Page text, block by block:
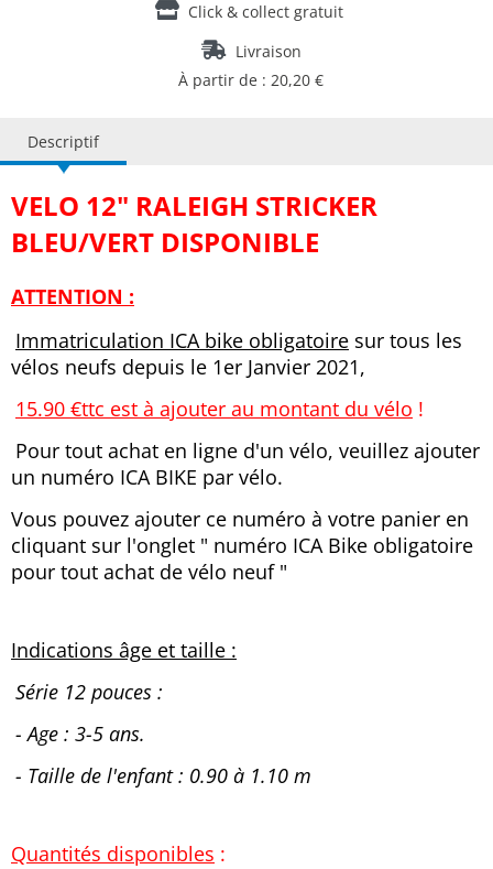
Click & collect gratuit
Livraison
À partir de : 20,20 €
Descriptif
VELO 12" RALEIGH STRICKER
BLEU/VERT DISPONIBLE
ATTENTION :
Immatriculation ICA bike obligatoire sur tous les
vélos neufs depuis le 1er Janvier 2021,
15.90 €ttc est à ajouter au montant du vélo !
Pour tout achat en ligne d'un vélo, veuillez ajouter
un numéro ICA BIKE par vélo.
Vous pouvez ajouter ce numéro à votre panier en
cliquant sur l'onglet " numéro ICA Bike obligatoire
pour tout achat de vélo neuf "
Indications âge et taille :
Série 12 pouces :
- Age : 3-5 ans.
- Taille de l'enfant : 0.90 à 1.10 m
Quantités disponibles :